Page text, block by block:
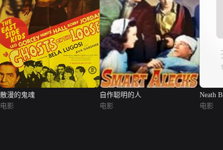
散漫的鬼魂
电影
自作聪明的人
电影
Neath
电影